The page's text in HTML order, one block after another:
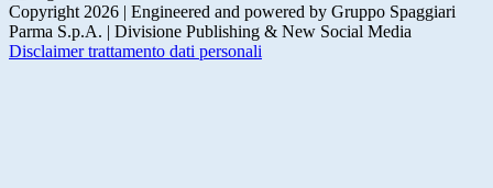
Copyright 2026 | Engineered and powered by Gruppo Spaggiari
Parma S.p.A. | Divisione Publishing & New Social Media
Disclaimer trattamento dati personali